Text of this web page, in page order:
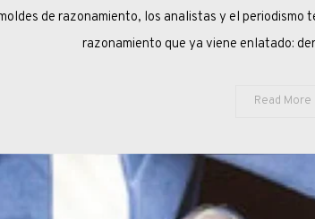
de razonamiento, los analistas y el periodismo
razonamiento que ya viene enlatado:
Read More